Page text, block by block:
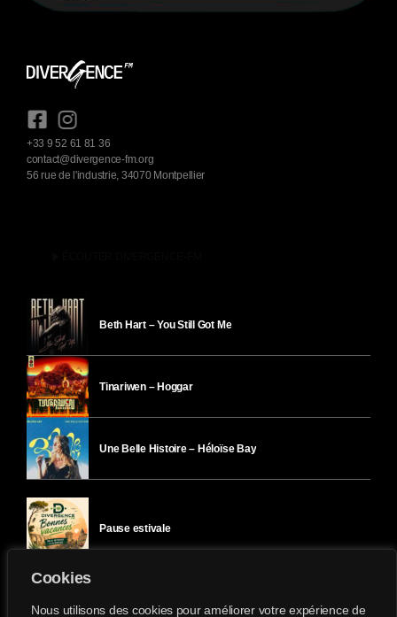
Cookies
Nous utilisons des cookies pour améliorer votre expérience de
+33 9 52 61 81 36
contact@divergence-fm.org
56 rue de l'industrie, 34070 Montpellier
Beth Hart – You Still Got Me
Tinariwen – Hoggar
Une Belle Histoire – Héloïse Bay
Pause estivale